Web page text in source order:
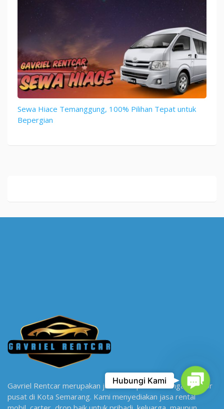
Sewa Hiace Temanggung, 100% Pilihan Tepat untuk
Bepergian
Gavriel Rentcar merupakan jasa transportasi dengan kantor
pusat di Kota Semarang. Kami menyediakan jasa rental
Hubungi Kami